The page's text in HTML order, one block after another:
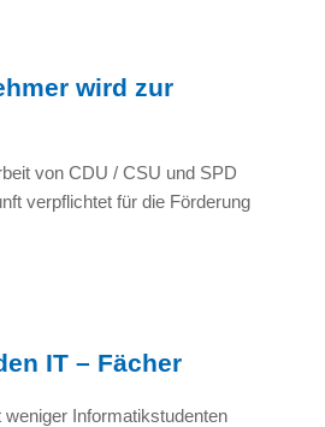
wird zur
von CDU / CSU und SPD
verpflichtet für die Förderung
IT – Fächer
Informatikstudenten